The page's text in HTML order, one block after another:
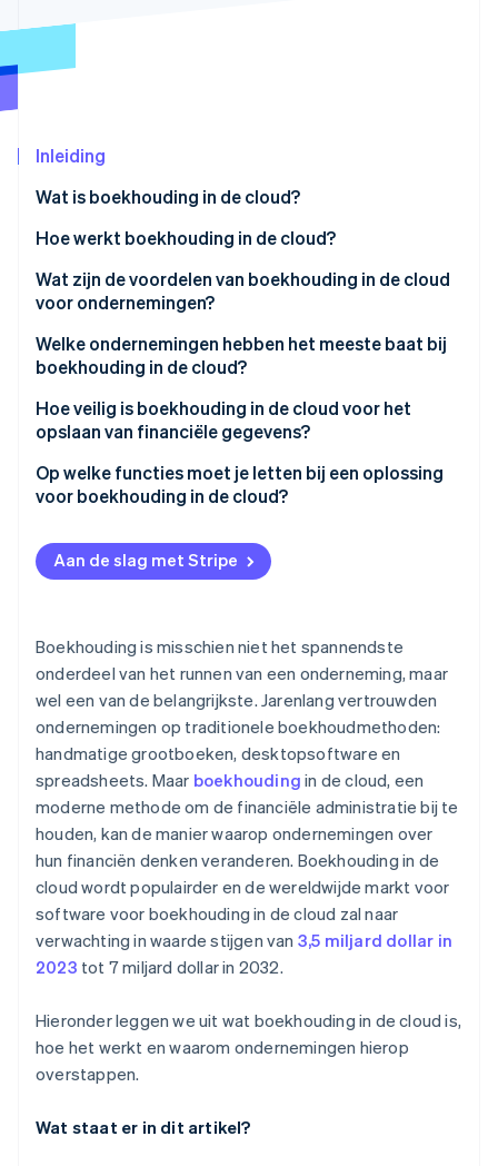
Oprichting van een start-up
CO₂-verwijdering
Ontdek hoe Stripe de economische
Nu bekijken
Inleiding
Wat is boekhouding in de cloud?
Hoe werkt boekhouding in de cloud?
Wat zijn de voordelen van boekhouding in de cloud
voor ondernemingen?
Welke ondernemingen hebben het meeste baat bij
boekhouding in de cloud?
Start-ups
Midden- en kleinbedrijf (mkb)
Freelancers en eenmanszaken
Non-profits
verschillende plekken werken
Hoe veilig is boekhouding in de cloud voor het
opslaan van financiële gegevens?
Encryptie
Multifactorauthenticatie (MFA)
Regelmatige back-ups van gegevens
Gebruikersrechten en toegang op basis van rollen
Monitoring en detectie van bedreigingen
Op welke functies moet je letten bij een oplossing
voor boekhouding in de cloud?
Facturatie en betalingsverwerking
Uitgaven bijhouden
Rapportage en financieel inzicht
Fiscale compliance
Integratie van salarisadministratie
Schaalbaarheid en add-ons
Samenwerking en gebruikersrechten
Integratie met andere technologieën
Gebruiksgemak en klantenondersteuning
Aan de slag met Stripe
Boekhouding is misschien niet het spannendste
onderdeel van het runnen van een onderneming, maar
wel een van de belangrijkste. Jarenlang vertrouwden
ondernemingen op traditionele boekhoudmethoden:
handmatige grootboeken, desktopsoftware en
spreadsheets. Maar boekhouding in de cloud, een
moderne methode om de financiële administratie bij te
houden, kan de manier waarop ondernemingen over
hun financiën denken veranderen. Boekhouding in de
cloud wordt populairder en de wereldwijde markt voor
software voor boekhouding in de cloud zal naar
verwachting in waarde stijgen van 3,5 miljard dollar in
2023 tot 7 miljard dollar in 2032.
Hieronder leggen we uit wat boekhouding in de cloud is,
hoe het werkt en waarom ondernemingen hierop
overstappen.
Wat staat er in dit artikel?